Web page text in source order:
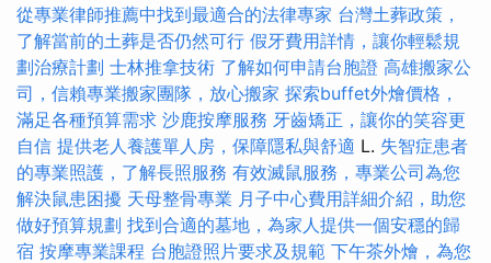
從專業律師推薦中找到最適合的法律專家 台灣土葬政策，
了解當前的土葬是否仍然可行 假牙費用詳情，讓你輕鬆規
劃治療計劃 士林推拿技術 了解如何申請台胞證 高雄搬家公
司，信賴專業搬家團隊，放心搬家 探索buffet外燴價格，
滿足各種預算需求 沙鹿按摩服務 牙齒矯正，讓你的笑容更
自信 提供老人養護單人房，保障隱私與舒適 L. 失智症患者
的專業照護，了解長照服務 有效滅鼠服務，專業公司為您
解決鼠患困擾 天母整骨專業 月子中心費用詳細介紹，助您
做好預算規劃 找到合適的墓地，為家人提供一個安穩的歸
宿 按摩專業課程 台胞證照片要求及規範 下午茶外燴，為您